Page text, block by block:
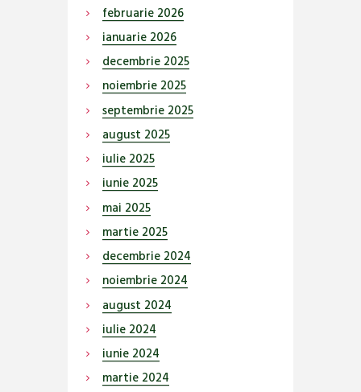
februarie 2026
ianuarie 2026
decembrie 2025
noiembrie 2025
septembrie 2025
august 2025
iulie 2025
iunie 2025
mai 2025
martie 2025
decembrie 2024
noiembrie 2024
august 2024
iulie 2024
iunie 2024
martie 2024